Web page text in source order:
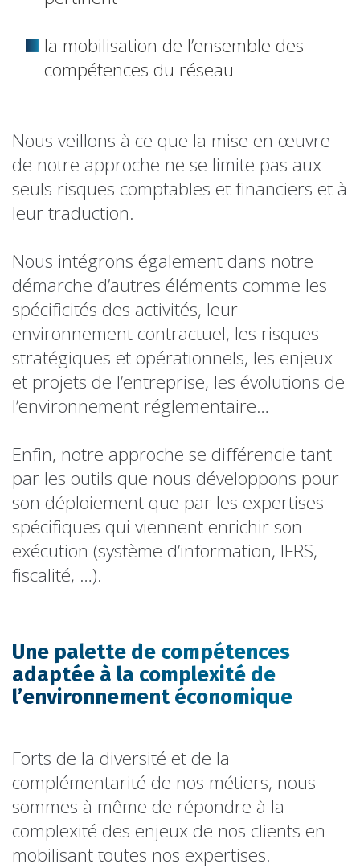
la mobilisation de l’ensemble des
compétences du réseau
Nous veillons à ce que la mise en œuvre
de notre approche ne se limite pas aux
seuls risques comptables et financiers et à
leur traduction.
Nous intégrons également dans notre
démarche d’autres éléments comme les
spécificités des activités, leur
environnement contractuel, les risques
stratégiques et opérationnels, les enjeux
et projets de l’entreprise, les évolutions de
l’environnement réglementaire…
Enfin, notre approche se différencie tant
par les outils que nous développons pour
son déploiement que par les expertises
spécifiques qui viennent enrichir son
exécution (système d’information, IFRS,
fiscalité, …).
Une palette de compétences
adaptée à la complexité de
l’environnement économique
Forts de la diversité et de la
complémentarité de nos métiers, nous
sommes à même de répondre à la
complexité des enjeux de nos clients en
mobilisant toutes nos expertises.